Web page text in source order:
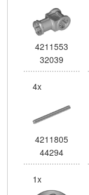
4211553
32039
4x
4211805
44294
1x